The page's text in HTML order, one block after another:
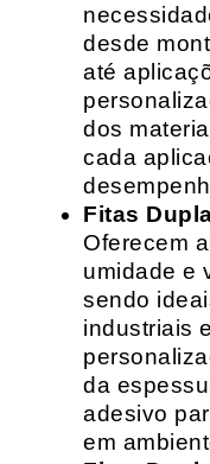
desde
até
dos
cada
Fitas
Oferecem
umidade e
sendo
industriais
da
adesivo
em